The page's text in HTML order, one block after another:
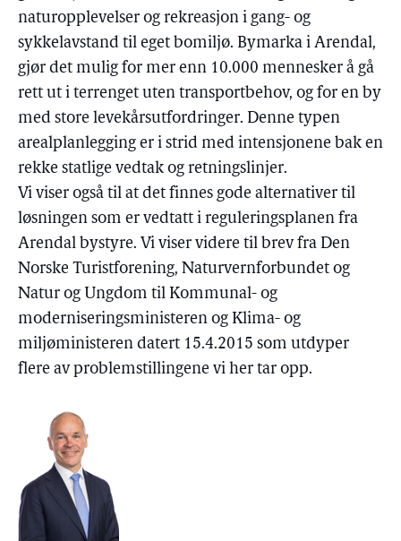
naturopplevelser og rekreasjon i gang- og
sykkelavstand til eget bomiljø. Bymarka i Arendal,
gjør det mulig for mer enn 10.000 mennesker å gå
rett ut i terrenget uten transportbehov, og for en by
med store levekårsutfordringer. Denne typen
arealplanlegging er i strid med intensjonene bak en
rekke statlige vedtak og retningslinjer.
Vi viser også til at det finnes gode alternativer til
løsningen som er vedtatt i reguleringsplanen fra
Arendal bystyre. Vi viser videre til brev fra Den
Norske Turistforening, Naturvernforbundet og
Natur og Ungdom til Kommunal- og
moderniseringsministeren og Klima- og
miljøministeren datert 15.4.2015 som utdyper
flere av problemstillingene vi her tar opp.